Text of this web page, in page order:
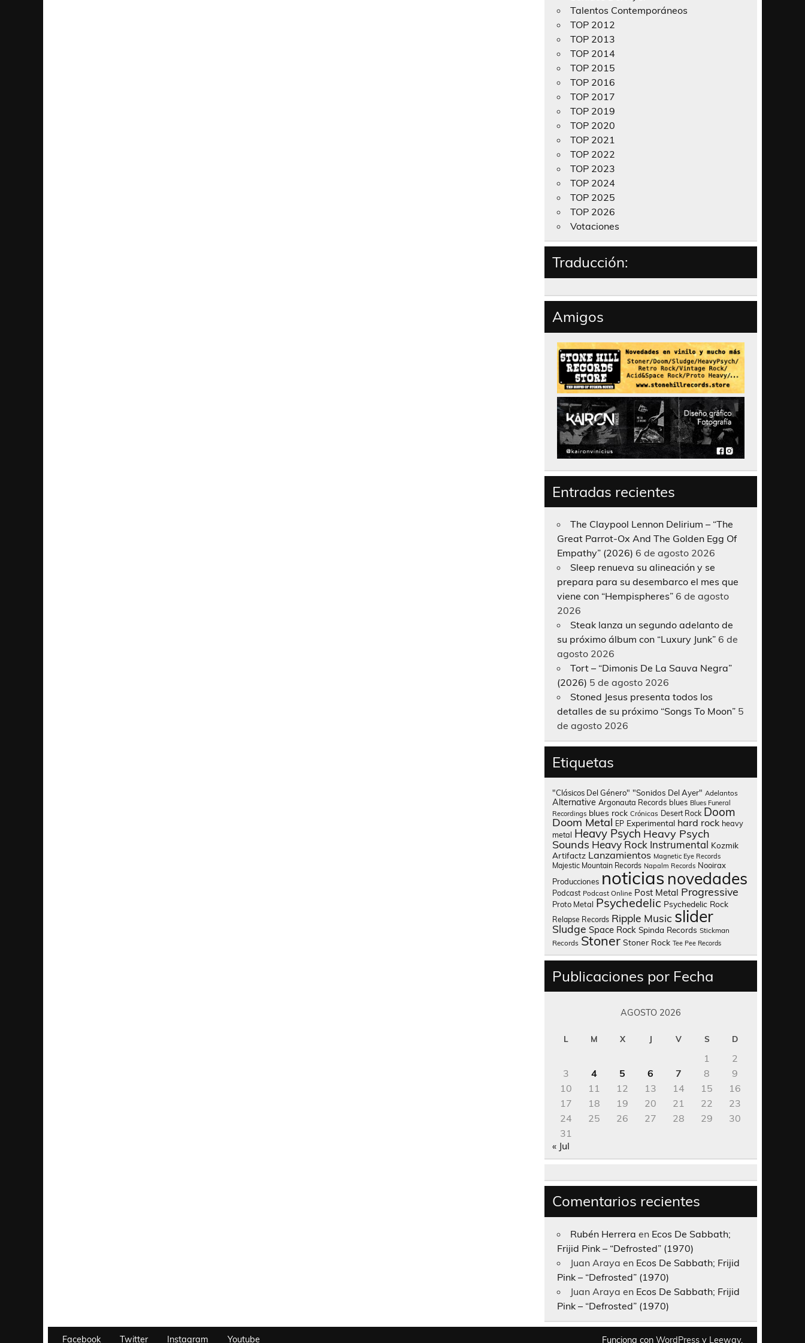
Talentos Contemporáneos
TOP 2012
TOP 2013
TOP 2014
TOP 2015
TOP 2016
TOP 2017
TOP 2019
TOP 2020
TOP 2021
TOP 2022
TOP 2023
TOP 2024
TOP 2025
TOP 2026
Votaciones
Traducción:
Amigos
Entradas recientes
The Claypool Lennon Delirium – “The
Great Parrot-Ox And The Golden Egg Of
Empathy” (2026) 6 de agosto 2026
Sleep renueva su alineación y se
prepara para su desembarco el mes que
viene con “Hempispheres” 6 de agosto
2026
Steak lanza un segundo adelanto de
su próximo álbum con “Luxury Junk” 6 de
agosto 2026
Tort – “Dimonis De La Sauva Negra”
(2026) 5 de agosto 2026
Stoned Jesus presenta todos los
detalles de su próximo “Songs To Moon” 5
de agosto 2026
Etiquetas
"Clásicos Del Género" "Sonidos Del Ayer" Adelantos
Alternative Argonauta Records blues Blues Funeral
Recordings blues rock Crónicas Desert Rock Doom
Doom Metal EP Experimental hard rock heavy
metal Heavy Psych Heavy Psych
Sounds Heavy Rock Instrumental Kozmik
Artifactz Lanzamientos Magnetic Eye Records
Majestic Mountain Records Napalm Records Nooirax
Producciones noticias novedades
Podcast Podcast Online Post Metal Progressive
Proto Metal Psychedelic Psychedelic Rock
Relapse Records Ripple Music slider
Sludge Space Rock Spinda Records Stickman
Records Stoner Stoner Rock Tee Pee Records
Publicaciones por Fecha
AGOSTO 2026
L M X J V S D
1
2
3
4 5 6 7 8
9
10
11 12 13 14 15
16
17
18 19 20 21 22
23
24
25 26 27 28 29
30
31
« Jul
Comentarios recientes
Rubén Herrera en Ecos De Sabbath;
Frijid Pink – “Defrosted” (1970)
Juan Araya en Ecos De Sabbath; Frijid
Pink – “Defrosted” (1970)
Juan Araya en Ecos De Sabbath; Frijid
Pink – “Defrosted” (1970)
Facebook Twitter Instagram Youtube Funciona con WordPress y Leeway.